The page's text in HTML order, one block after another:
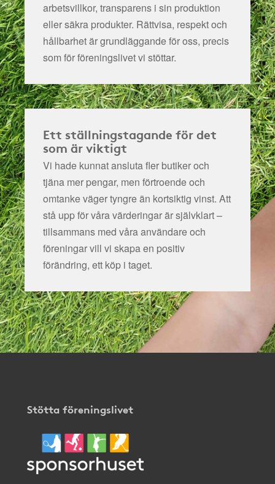
arbetsvillkor, transparens i sin produktion
eller säkra produkter. Rättvisa, respekt och
hållbarhet är grundläggande för oss, precis
som för föreningslivet vi stöttar.
Ett ställningstagande för det
som är viktigt
Vi hade kunnat ansluta fler butiker och
tjäna mer pengar, men förtroende och
omtanke väger tyngre än kortsiktig vinst. Att
stå upp för våra värderingar är självklart –
tillsammans med våra användare och
föreningar vill vi skapa en positiv
förändring, ett köp i taget.
Stötta föreningslivet